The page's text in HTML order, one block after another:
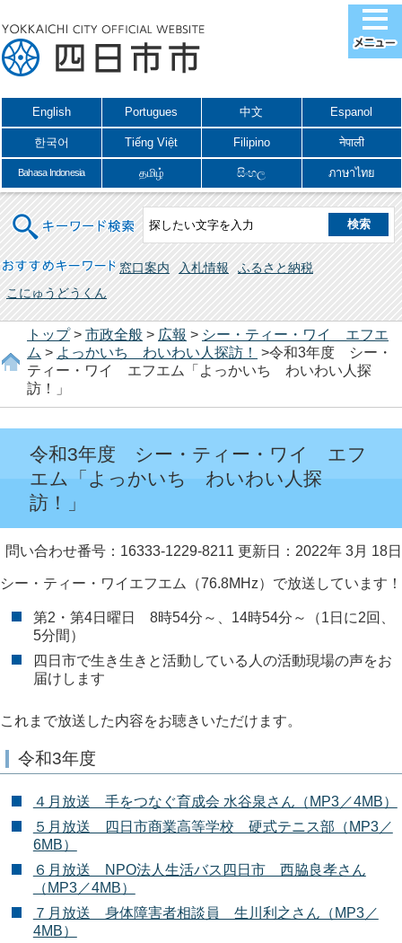
English Portugues 中文 Espanol
한국어 Tiếng Việt Filipino नेपाली
Bahasa Indonesia தமிழ் සිංහල ภาษาไทย
キーワード検索
おすすめキーワード 窓口案内 入札情報
ふるさと納税
こにゅうどうくん
トップ> 市政全般 > 広報 > シー・ティー・ワイ エフエ
ム > よっかいち わいわい人探訪！
>令和3年度 シー・
ティー・ワイ エフエム「よっかいち わいわい人探
訪！」
令和3年度 シー・ティー・ワイ エフ
エム「よっかいち わいわい人探
訪！」
問い合わせ番号：16333-1229-8211 更新日：2022年 3月 18日
シー・ティー・ワイエフエム（76.8MHz）で放送しています！
第2・第4日曜日 8時54分～、14時54分～（1日に2回、
5分間）
四日市で生き生きと活動している人の活動現場の声をお
届けします
これまで放送した内容をお聴きいただけます。
令和3年度
４月放送 手をつなぐ育成会 水谷泉さん（MP3／4MB）
５月放送 四日市商業高等学校 硬式テニス部（MP3／
6MB）
６月放送 NPO法人生活バス四日市 西脇良孝さん
（MP3／4MB）
７月放送 身体障害者相談員 生川利之さん（MP3／
4MB）